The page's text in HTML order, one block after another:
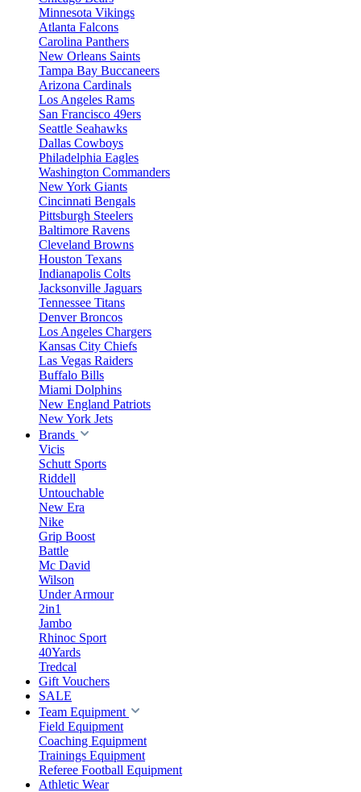
Minnesota Vikings
Atlanta Falcons
Carolina Panthers
New Orleans Saints
Tampa Bay Buccaneers
Arizona Cardinals
Los Angeles Rams
San Francisco 49ers
Seattle Seahawks
Dallas Cowboys
Philadelphia Eagles
Washington Commanders
New York Giants
Cincinnati Bengals
Pittsburgh Steelers
Baltimore Ravens
Cleveland Browns
Houston Texans
Indianapolis Colts
Jacksonville Jaguars
Tennessee Titans
Denver Broncos
Los Angeles Chargers
Kansas City Chiefs
Las Vegas Raiders
Buffalo Bills
Miami Dolphins
New England Patriots
New York Jets
Brands
Vicis
Schutt Sports
Riddell
Untouchable
New Era
Nike
Grip Boost
Battle
Mc David
Wilson
Under Armour
2in1
Jambo
Rhinoc Sport
40Yards
Tredcal
Gift Vouchers
SALE
Team Equipment
Field Equipment
Coaching Equipment
Trainings Equipment
Referee Football Equipment
Athletic Wear